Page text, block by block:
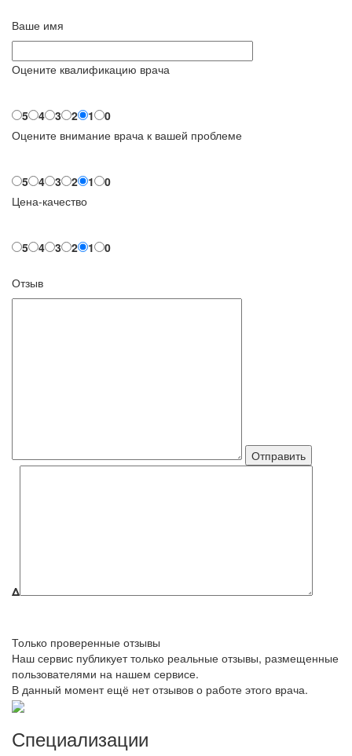
Ваше имя
Оцените квалификацию врача
5 4 3 2 1
0
Оцените внимание врача к вашей проблеме
5 4 3 2 1
0
Цена-качество
5 4 3 2 1 0
Отзыв
Δ
Только проверенные отзывы
Наш сервис публикует только реальные отзывы, размещенные
пользователями на нашем сервисе.
В данный момент ещё нет отзывов о работе этого врача.
Специализации